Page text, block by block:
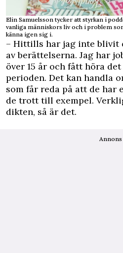
Elin Samuelsson tycker att styrkan i
vanliga människors liv och i problem
känna igen sig i.
– Hittills har jag inte blivit
av berättelserna. Jag har
över 15 år och fått höra
perioden. Det kan handla
som får reda på att de har
de trott till exempel.
dikten, så är det.
Annons